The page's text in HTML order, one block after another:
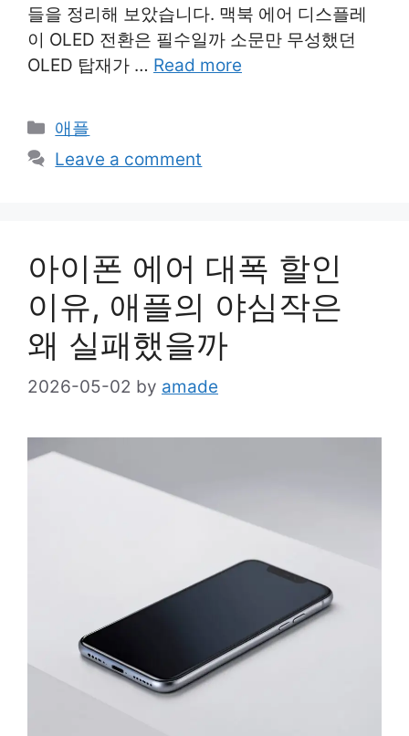
들을 정리해 보았습니다. 맥북 에어 디스플레
이 OLED 전환은 필수일까 소문만 무성했던
OLED 탑재가 … Read more
Categories
애플
Leave a comment
아이폰 에어 대폭 할인
이유, 애플의 야심작은
왜 실패했을까
2026-05-02 by amade